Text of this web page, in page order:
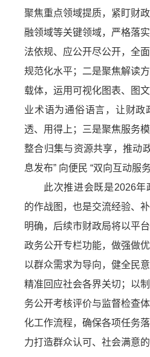
聚焦重点领域提质，紧盯财
融领域等关键领域，严格落
法依规、应公开尽公开，全
规范化水平；二是聚焦解读
载体，运用可视化图表、图
业术语为通俗语言，让财政
透、用得上；三是聚焦服务
整合归集与资源共享，推动
息发布” 向便民 “双向互动服务
此次推进会既是2026
的作战图，也是交流经验、
明确，后续市财政局将以平
政务公开专栏功能，做强做
以群众需求为导向，健全民
精准回应社会各界关切；以
务公开考核评价与监督检查
化工作流程，确保各项任务
力打造群众认可、社会满意